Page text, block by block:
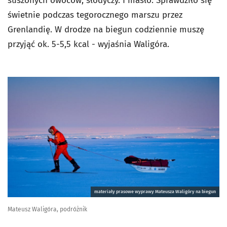
świetnie podczas tegorocznego marszu przez
Grenlandię. W drodze na biegun codziennie muszę
przyjąć ok. 5-5,5 kcal - wyjaśnia Waligóra.
materiały prasowe wyprawy Mateusza Waligóry na biegun
Mateusz Waligóra, podróżnik